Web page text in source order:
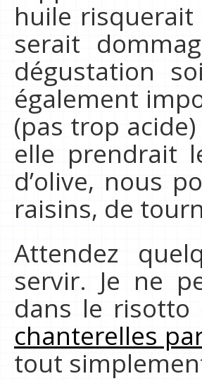
huile risquerait
serait
dégustation
également
(pas trop
elle prendrait
d’olive, nous
raisins, de
Attendez
servir. Je ne
dans le risotto
chanterelles
tout